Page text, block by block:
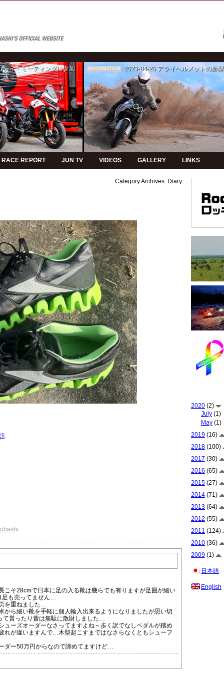
ィ・ミーティングに参加 INFORMATION 2023-04-20 アライヘルメットの新型モデルPVの制
RACE REPORT JUN TV VIDEOS GALLERY LINKS
Category Archives: Diary
.
そ28cmで日本に足の入る靴は幾らでも有りますが足囲が細い
足も売ってません…
を重ねました…
から細い靴を手軽に個人輸入出来るようになりましたが思い切
て貰ったり昔は無駄に散財しました…
ューズオーダーなさってますよね～歩く訳でなしペダルが踏め
れが違いますんで…木型起こすまではなさらなくともシューフ
ダー50万円からなので諦めてますけど…
2020 (2)
July (1)
May (1)
2019 (16)
2018 (100)
2017 (30)
2016 (65)
2015 (27)
2014 (71)
2013 (64)
2012 (55)
2011 (124)
2010 (36)
2009 (1)
日本語
English